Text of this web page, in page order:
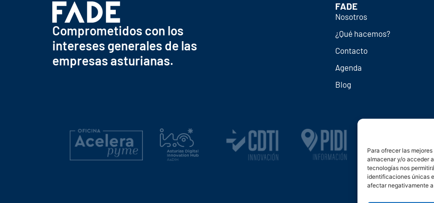
Para ofrecer las
almacenar y/o acceder
tecnologías nos
identificaciones únicas
afectar negativamente
Comprometidos con los
intereses generales de las
empresas asturianas.
FADE
Nosotros
¿Qué hacemos?
Contacto
Agenda
Blog